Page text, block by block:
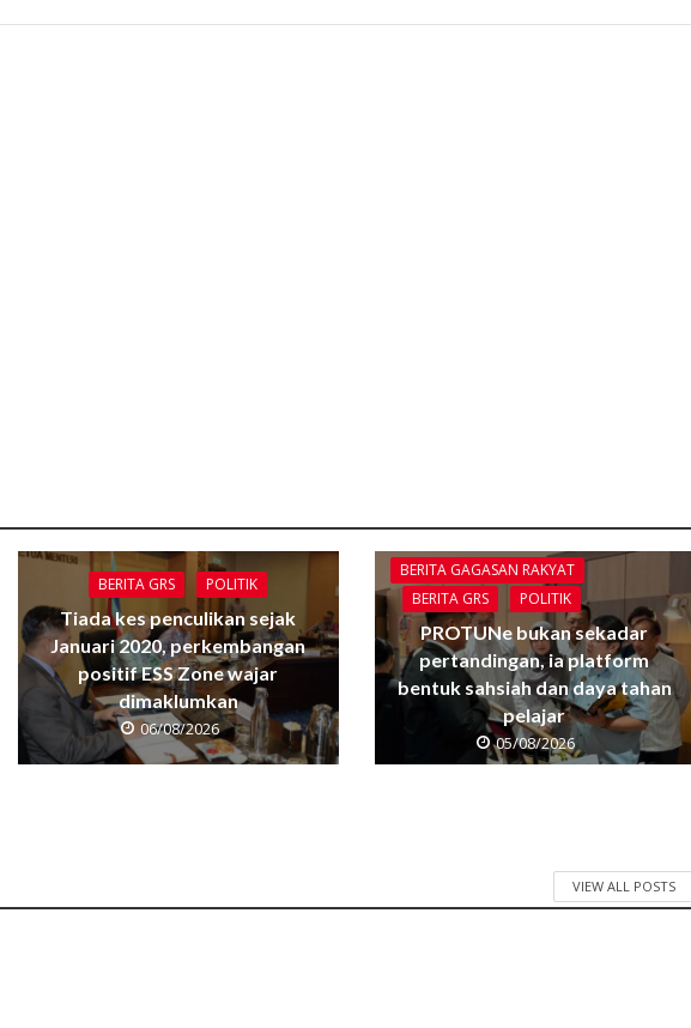
BERITA GRS POLITIK
Tiada kes penculikan sejak
Januari 2020, perkembangan
positif ESS Zone wajar
dimaklumkan
06/08/2026
BERITA GAGASAN RAKYAT
BERITA GRS
POLITIK
PROTUNe bukan sekadar
pertandingan, ia platform
bentuk sahsiah dan daya tahan
pelajar
05/08/2026
VIEW ALL POSTS